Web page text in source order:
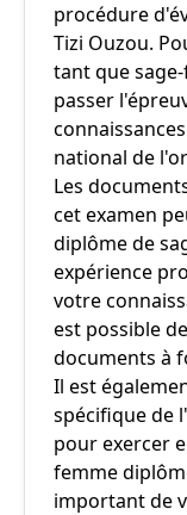
procédure
Tizi Ouzou.
tant que
passer
national de
Les
cet examen
diplôme de
expérience
votre
est possible
documents à
Il est
spécifique de
pour exercer
femme
important de